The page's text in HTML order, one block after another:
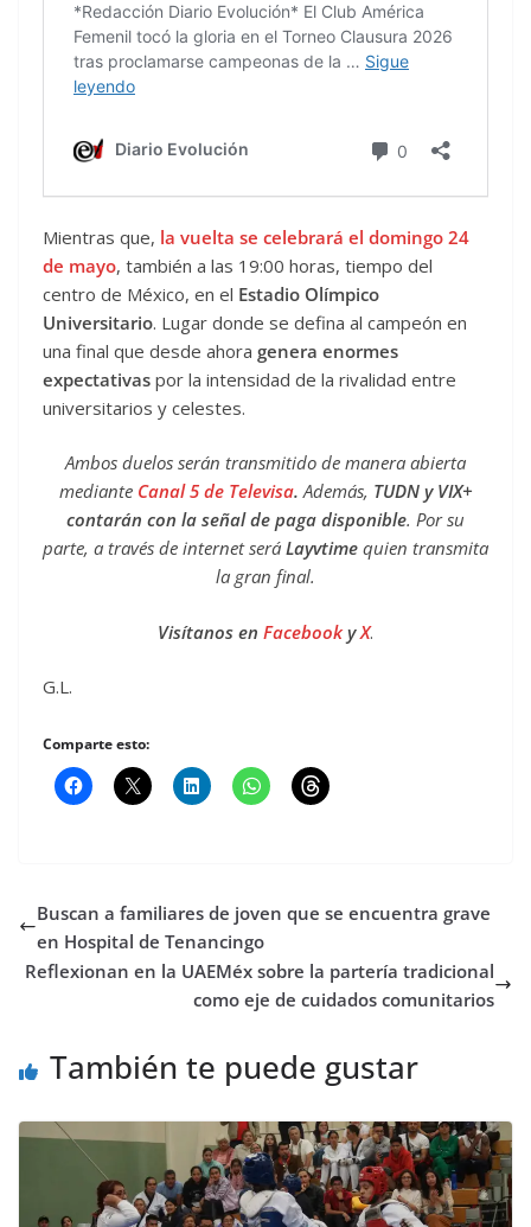
Mientras que, la vuelta se celebrará el domingo 24
de mayo, también a las 19:00 horas, tiempo del
centro de México, en el Estadio Olímpico
Universitario. Lugar donde se defina al campeón en
una final que desde ahora genera enormes
expectativas por la intensidad de la rivalidad entre
universitarios y celestes.
Ambos duelos serán transmitido de manera abierta
mediante Canal 5 de Televisa. Además, TUDN y VIX+
contarán con la señal de paga disponible. Por su
parte, a través de internet será Layvtime quien transmita
la gran final.
Visítanos en FacebookyX.
G.L.
Comparte esto:
Buscan a familiares de joven que se encuentra grave
en Hospital de Tenancingo
Reflexionan en la UAEMéx sobre la partería tradicional
como eje de cuidados comunitarios
También te puede gustar